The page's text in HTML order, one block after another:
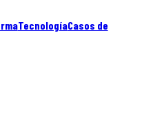
TecnologíaCasos de